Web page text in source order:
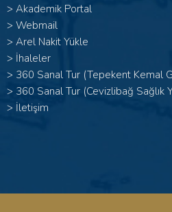
> Akademik Portal
> Webmail
> Arel Nakit Yükle
> İhaleler
> 360 Sanal Tur (Tepekent Kemal
> 360 Sanal Tur (Cevizlibağ Sağlık
> İletişim